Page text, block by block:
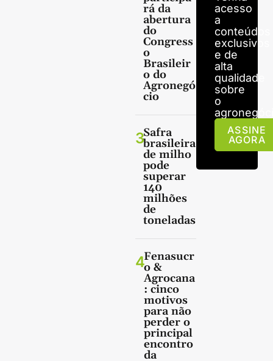
rá da
abertura
do
Congress
o
Brasileir
o do
Agronegó
cio
3Safra
brasileira
de milho
pode
superar
140
milhões
de
toneladas
4Fenasucr
o &
Agrocana
: cinco
motivos
para não
perder o
principal
encontro
da
acesso
a
conteúdos
exclusivos
e de
alta
qualidade
sobre
o
ASSINE
AGORA